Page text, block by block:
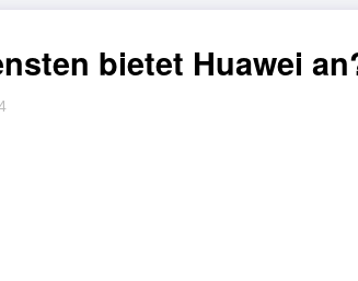
bietet Huawei